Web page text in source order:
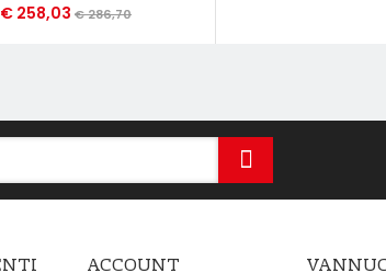
€ 258,03 € 286,70
ACCOUNT